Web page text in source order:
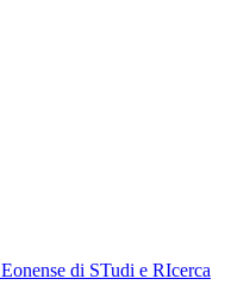
di STudi e RIcerca